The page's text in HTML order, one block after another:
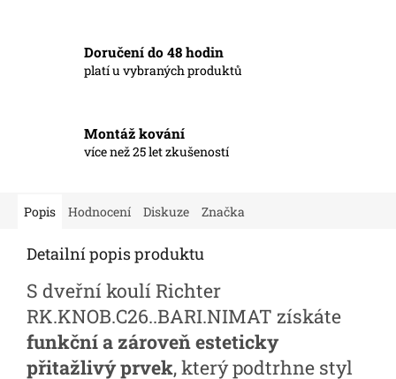
Doručení do 48 hodin
platí u vybraných produktů
Montáž kování
více než 25 let zkušeností
Popis Hodnocení Diskuze Značka
Detailní popis produktu
S dveřní koulí Richter
RK.KNOB.C26..BARI.NIMAT získáte
funkční a zároveň esteticky
přitažlivý prvek, který podtrhne styl